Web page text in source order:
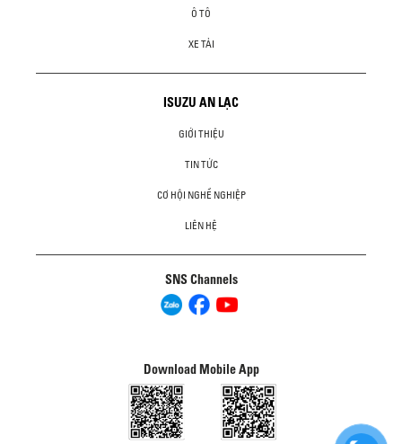
Ô TÔ
XE TẢI
ISUZU AN LẠC
GIỚI THIỆU
TIN TỨC
CƠ HỘI NGHỀ NGHIỆP
LIÊN HỆ
SNS Channels
Download Mobile App